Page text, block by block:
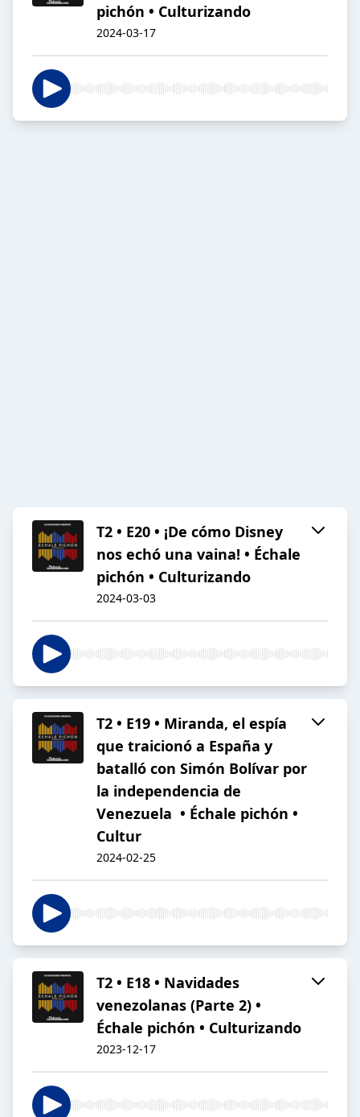
pichón • Culturizando
2024-03-17
T2 • E20 • ¡De cómo Disney
nos echó una vaina! • Échale
pichón • Culturizando
2024-03-03
T2 • E19 • Miranda, el espía
que traicionó a España y
batalló con Simón Bolívar por
la independencia de
Venezuela • Échale pichón •
Cultur
2024-02-25
T2 • E18 • Navidades
venezolanas (Parte 2) •
Échale pichón • Culturizando
2023-12-17